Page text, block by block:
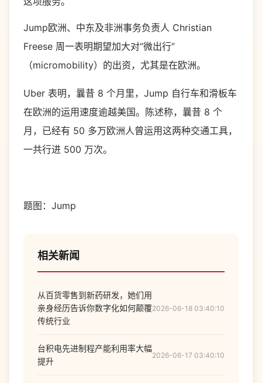
Jump欧洲、中东及非洲事务负责人 Christian
Freese 周一表明期望加大对“微出行”
（micromobility）的出资，尤其是在欧洲。
Uber 表明，曩昔 8 个月里，Jump 自行车和滑板车
在欧洲的运用速度逾越美国。陈述称，曩昔 8 个
月，已经有 50 多万欧洲人曾运用这两种交通工具，
一共行进 500 万次。
题图：Jump
相关新闻
从百货零售到新药研发，她们用
亲身经历告诉你数字化如何颠覆
传统行业
2026-06-18 03:40:10
台积电先进制程产能利用率大幅
提升
2026-06-17 03:40:10